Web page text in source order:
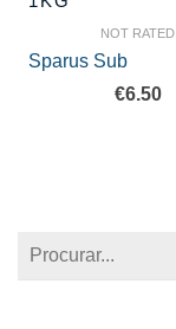
NOT RATED
Sparus Sub
€6.50
Search